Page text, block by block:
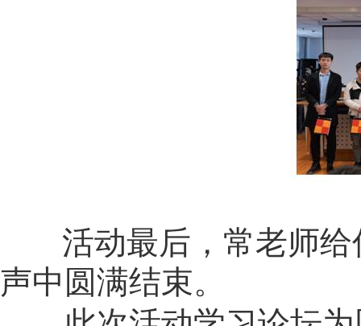
活动最后，常老师给
声中圆满结束。